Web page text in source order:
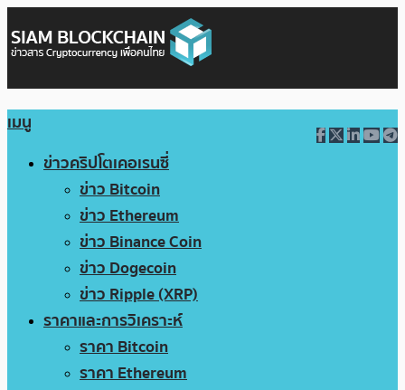
เมนู
ข่าวคริปโตเคอเรนซี่
ข่าว Bitcoin
ข่าว Ethereum
ข่าว Binance Coin
ข่าว Dogecoin
ข่าว Ripple (XRP)
ราคาและการวิเคราะห์
ราคา Bitcoin
ราคา Ethereum